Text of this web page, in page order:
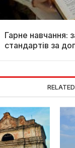
Гарне навчання:
стандартів за